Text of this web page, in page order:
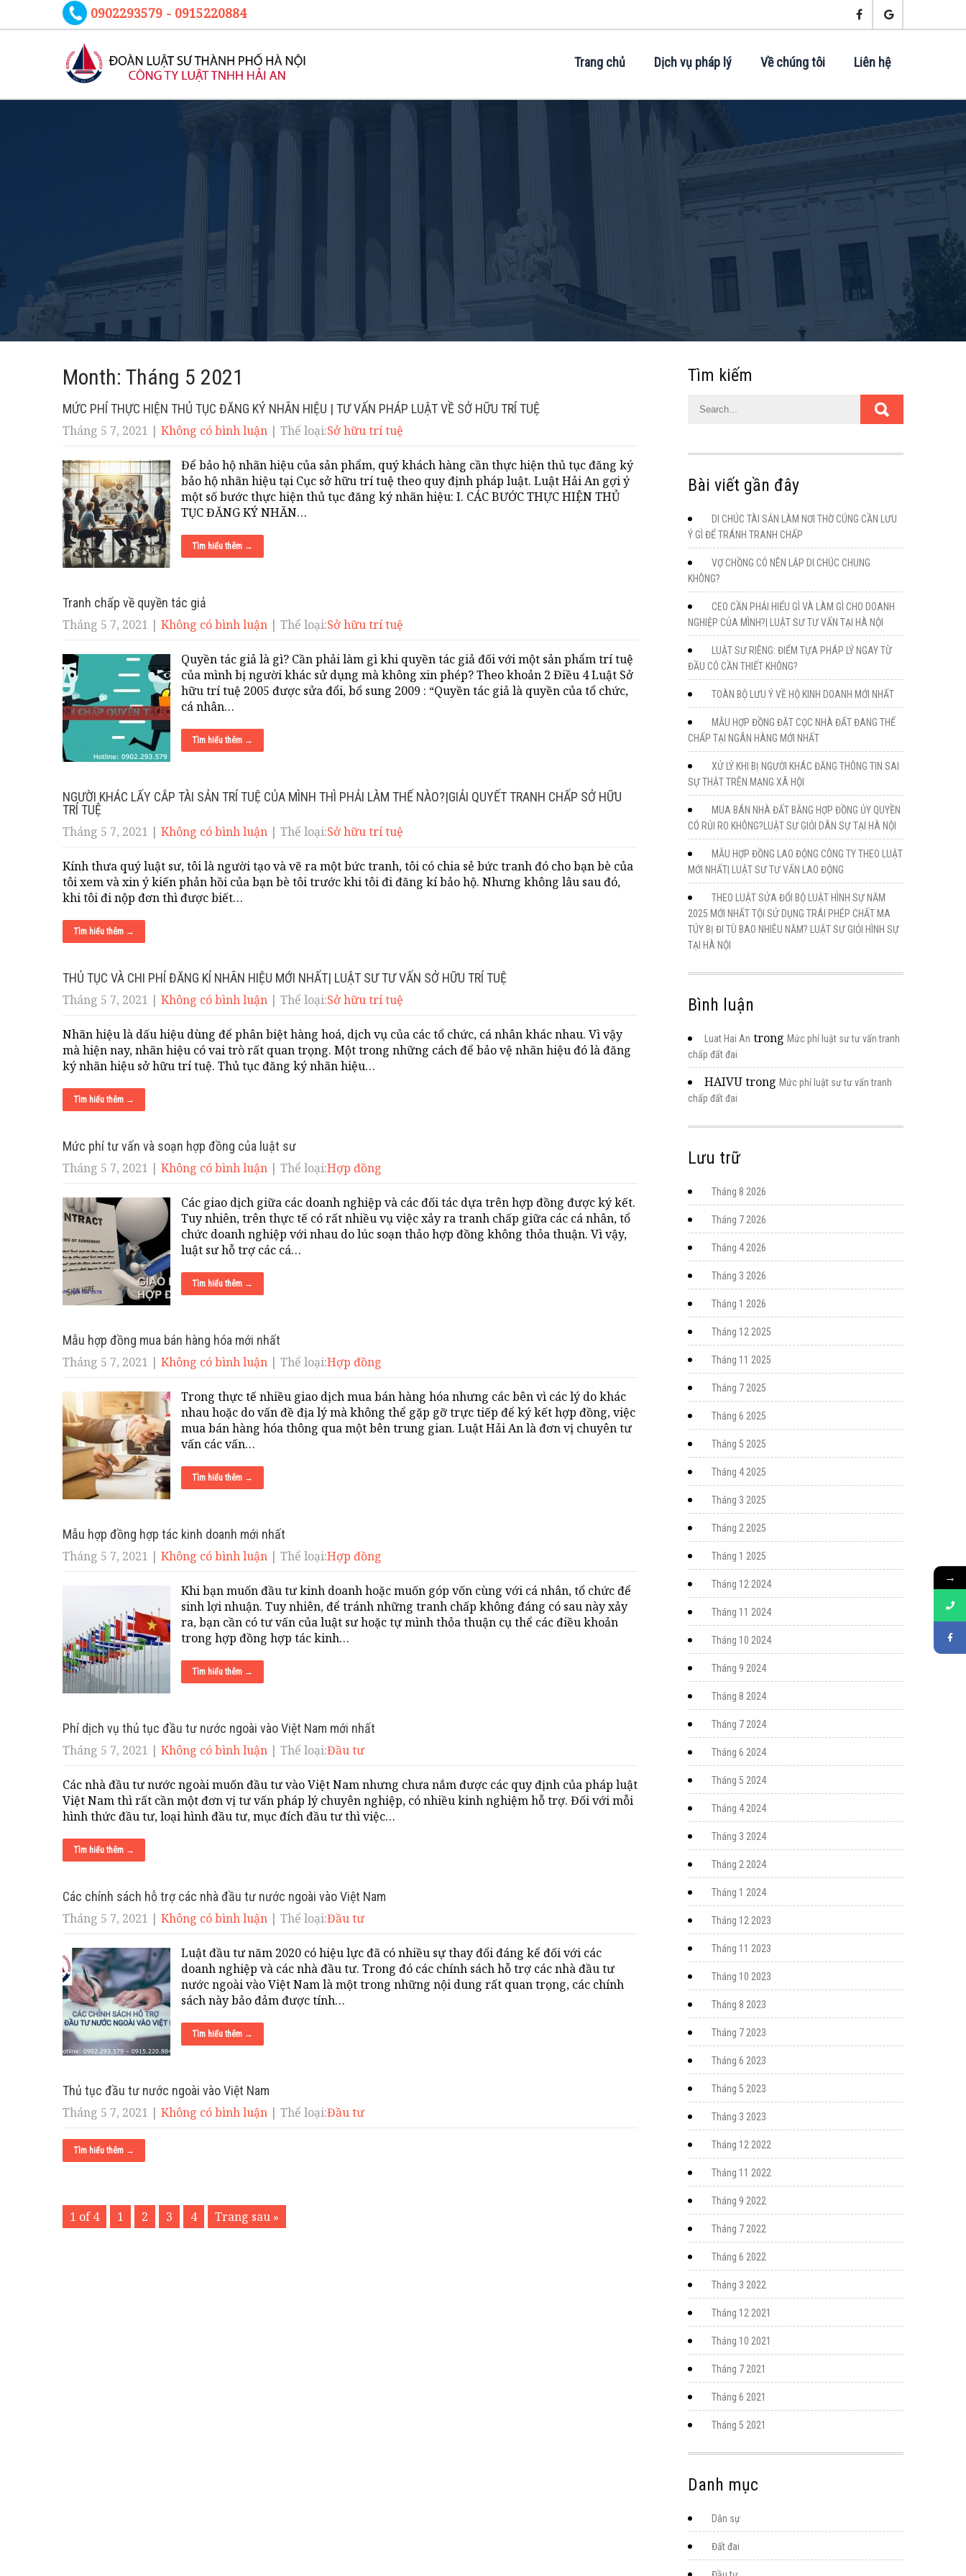
0902293579 - 0915220884
Trang chủ Dịch vụ pháp lý Về chúng tôi Liên hệ
Month: Tháng 5 2021
MỨC PHÍ THỰC HIỆN THỦ TỤC ĐĂNG KÝ NHÃN HIỆU | TƯ VẤN PHÁP LUẬT VỀ SỞ HỮU TRÍ TUỆ
Tháng 5 7, 2021 | Không có bình luận | Thể loại:Sở hữu trí tuệ
Để bảo hộ nhãn hiệu của sản phẩm, quý khách hàng cần thực hiện thủ tục đăng ký
bảo hộ nhãn hiệu tại Cục sở hữu trí tuệ theo quy định pháp luật. Luật Hải An gợi ý
một số bước thực hiện thủ tục đăng ký nhãn hiệu: I. CÁC BƯỚC THỰC HIỆN THỦ
TỤC ĐĂNG KÝ NHÃN…
Tìm hiểu thêm →
Tranh chấp về quyền tác giả
Tháng 5 7, 2021 | Không có bình luận | Thể loại:Sở hữu trí tuệ
Quyền tác giả là gì? Cần phải làm gì khi quyền tác giả đối với một sản phẩm trí tuệ
của mình bị người khác sử dụng mà không xin phép? Theo khoản 2 Điều 4 Luật Sở
hữu trí tuệ 2005 được sửa đổi, bổ sung 2009 : “Quyền tác giả là quyền của tổ chức,
cá nhân…
Tìm hiểu thêm →
NGƯỜI KHÁC LẤY CẮP TÀI SẢN TRÍ TUỆ CỦA MÌNH THÌ PHẢI LÀM THẾ NÀO?|GIẢI QUYẾT TRANH CHẤP SỞ HỮU
TRÍ TUỆ
Tháng 5 7, 2021 | Không có bình luận | Thể loại:Sở hữu trí tuệ
Kính thưa quý luật sư, tôi là người tạo và vẽ ra một bức tranh, tôi có chia sẻ bức tranh đó cho bạn bè của
tôi xem và xin ý kiến phản hồi của bạn bè tôi trước khi tôi đi đăng kí bảo hộ. Nhưng không lâu sau đó,
khi tôi đi nộp đơn thì được biết…
Tìm hiểu thêm →
THỦ TỤC VÀ CHI PHÍ ĐĂNG KÍ NHÃN HIỆU MỚI NHẤT| LUẬT SƯ TƯ VẤN SỞ HỮU TRÍ TUỆ
Tháng 5 7, 2021 | Không có bình luận | Thể loại:Sở hữu trí tuệ
Nhãn hiệu là dấu hiệu dùng để phân biệt hàng hoá, dịch vụ của các tổ chức, cá nhân khác nhau. Vì vậy
mà hiện nay, nhãn hiệu có vai trò rất quan trọng. Một trong những cách để bảo vệ nhãn hiệu đó là đăng
ký nhãn hiệu sở hữu trí tuệ. Thủ tục đăng ký nhãn hiệu…
Tìm hiểu thêm →
Mức phí tư vấn và soạn hợp đồng của luật sư
Tháng 5 7, 2021 | Không có bình luận | Thể loại:Hợp đồng
Các giao dịch giữa các doanh nghiệp và các đối tác dựa trên hợp đồng được ký kết.
Tuy nhiên, trên thực tế có rất nhiều vụ việc xảy ra tranh chấp giữa các cá nhân, tổ
chức doanh nghiệp với nhau do lúc soạn thảo hợp đồng không thỏa thuận. Vì vậy,
luật sư hỗ trợ các cá…
Tìm hiểu thêm →
Mẫu hợp đồng mua bán hàng hóa mới nhất
Tháng 5 7, 2021 | Không có bình luận | Thể loại:Hợp đồng
Trong thực tế nhiều giao dịch mua bán hàng hóa nhưng các bên vì các lý do khác
nhau hoặc do vấn đề địa lý mà không thể gặp gỡ trực tiếp để ký kết hợp đồng, việc
mua bán hàng hóa thông qua một bên trung gian. Luật Hải An là đơn vị chuyên tư
vấn các vấn…
Tìm hiểu thêm →
Mẫu hợp đồng hợp tác kinh doanh mới nhất
Tháng 5 7, 2021 | Không có bình luận | Thể loại:Hợp đồng
Khi bạn muốn đầu tư kinh doanh hoặc muốn góp vốn cùng với cá nhân, tổ chức để
sinh lợi nhuận. Tuy nhiên, để tránh những tranh chấp không đáng có sau này xảy
ra, bạn cần có tư vấn của luật sư hoặc tự mình thỏa thuận cụ thể các điều khoản
trong hợp đồng hợp tác kinh…
Tìm hiểu thêm →
Phí dịch vụ thủ tục đầu tư nước ngoài vào Việt Nam mới nhất
Tháng 5 7, 2021 | Không có bình luận | Thể loại:Đầu tư
Các nhà đầu tư nước ngoài muốn đầu tư vào Việt Nam nhưng chưa nắm được các quy định của pháp luật
Việt Nam thì rất cần một đơn vị tư vấn pháp lý chuyên nghiệp, có nhiều kinh nghiệm hỗ trợ. Đối với mỗi
hình thức đầu tư, loại hình đầu tư, mục đích đầu tư thì việc…
Tìm hiểu thêm →
Các chính sách hỗ trợ các nhà đầu tư nước ngoài vào Việt Nam
Tháng 5 7, 2021 | Không có bình luận | Thể loại:Đầu tư
Luật đầu tư năm 2020 có hiệu lực đã có nhiều sự thay đổi đáng kể đối với các
doanh nghiệp và các nhà đầu tư. Trong đó các chính sách hỗ trợ các nhà đầu tư
nước ngoài vào Việt Nam là một trong những nội dung rất quan trọng, các chính
sách này bảo đảm được tính…
Tìm hiểu thêm →
Thủ tục đầu tư nước ngoài vào Việt Nam
Tháng 5 7, 2021 | Không có bình luận | Thể loại:Đầu tư
Tìm hiểu thêm →
1 of 4 1 2 3 4 Trang sau »
Tìm kiếm
Bài viết gần đây
DI CHÚC TÀI SẢN LÀM NƠI THỜ CÚNG CẦN LƯU
Ý GÌ ĐỂ TRÁNH TRANH CHẤP
VỢ CHỒNG CÓ NÊN LẬP DI CHÚC CHUNG
KHÔNG?
CEO CẦN PHẢI HIỂU GÌ VÀ LÀM GÌ CHO DOANH
NGHIỆP CỦA MÌNH?| LUẬT SƯ TƯ VẤN TẠI HÀ NỘI
LUẬT SƯ RIÊNG: ĐIỂM TỰA PHÁP LÝ NGAY TỪ
ĐẦU CÓ CẦN THIẾT KHÔNG?
TOÀN BỘ LƯU Ý VỀ HỘ KINH DOANH MỚI NHẤT
MẪU HỢP ĐỒNG ĐẶT CỌC NHÀ ĐẤT ĐANG THẾ
CHẤP TẠI NGÂN HÀNG MỚI NHẤT
XỬ LÝ KHI BỊ NGƯỜI KHÁC ĐĂNG THÔNG TIN SAI
SỰ THẬT TRÊN MẠNG XÃ HỘI
MUA BÁN NHÀ ĐẤT BẰNG HỢP ĐỒNG ỦY QUYỀN
CÓ RỦI RO KHÔNG?LUẬT SƯ GIỎI DÂN SỰ TẠI HÀ NỘI
MẪU HỢP ĐỒNG LAO ĐỘNG CÔNG TY THEO LUẬT
MỚI NHẤT| LUẬT SƯ TƯ VẤN LAO ĐỘNG
THEO LUẬT SỬA ĐỔI BỘ LUẬT HÌNH SỰ NĂM
2025 MỚI NHẤT TỘI SỬ DỤNG TRÁI PHÉP CHẤT MA
TÚY BỊ ĐI TÙ BAO NHIÊU NĂM? LUẬT SƯ GIỎI HÌNH SỰ
TẠI HÀ NỘI
Bình luận
Luat Hai An trong Mức phí luật sư tư vấn tranh
chấp đất đai
HAIVUtrong Mức phí luật sư tư vấn tranh
chấp đất đai
Lưu trữ
Tháng 8 2026
Tháng 7 2026
Tháng 4 2026
Tháng 3 2026
Tháng 1 2026
Tháng 12 2025
Tháng 11 2025
Tháng 7 2025
Tháng 6 2025
Tháng 5 2025
Tháng 4 2025
Tháng 3 2025
Tháng 2 2025
Tháng 1 2025
Tháng 12 2024
Tháng 11 2024
Tháng 10 2024
Tháng 9 2024
Tháng 8 2024
Tháng 7 2024
Tháng 6 2024
Tháng 5 2024
Tháng 4 2024
Tháng 3 2024
Tháng 2 2024
Tháng 1 2024
Tháng 12 2023
Tháng 11 2023
Tháng 10 2023
Tháng 8 2023
Tháng 7 2023
Tháng 6 2023
Tháng 5 2023
Tháng 3 2023
Tháng 12 2022
Tháng 11 2022
Tháng 9 2022
Tháng 7 2022
Tháng 6 2022
Tháng 3 2022
Tháng 12 2021
Tháng 10 2021
Tháng 7 2021
Tháng 6 2021
Tháng 5 2021
Danh mục
Dân sự
Đất đai
→